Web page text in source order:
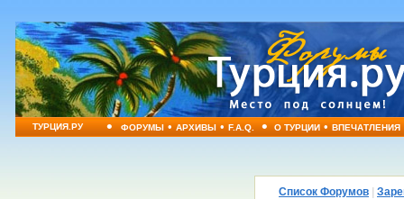
ТУРЦИЯ.РУ • ФОРУМЫ•АРХИВЫ•F.A.Q. • О ТУРЦИИ•ВПЕЧАТЛЕНИЯ
Список Форумов